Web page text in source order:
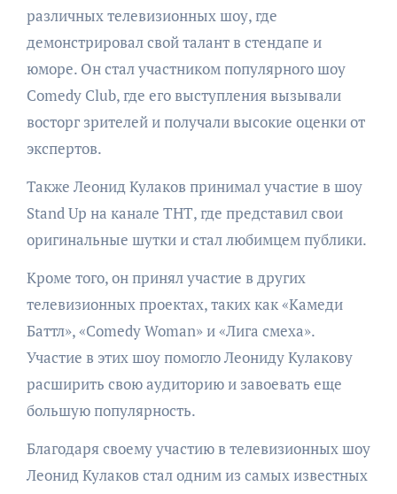
различных телевизионных шоу, где
демонстрировал свой талант в стендапе и
юморе. Он стал участником популярного шоу
Comedy Club, где его выступления вызывали
восторг зрителей и получали высокие оценки от
экспертов.
Также Леонид Кулаков принимал участие в шоу
Stand Up на канале ТНТ, где представил свои
оригинальные шутки и стал любимцем публики.
Кроме того, он принял участие в других
телевизионных проектах, таких как «Камеди
Баттл», «Comedy Woman» и «Лига смеха».
Участие в этих шоу помогло Леониду Кулакову
расширить свою аудиторию и завоевать еще
большую популярность.
Благодаря своему участию в телевизионных шоу
Леонид Кулаков стал одним из самых известных